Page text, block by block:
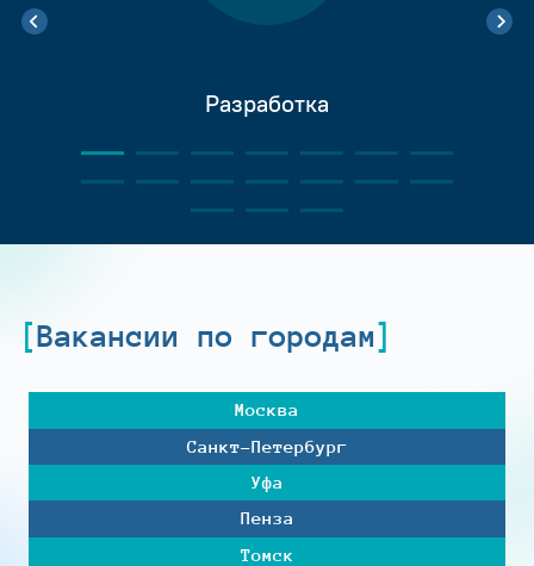
Разработка
Вакансии по городам
Москва
Санкт-Петербург
Уфа
Пенза
Томск